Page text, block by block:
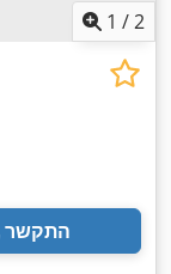
1 /2
התקשר